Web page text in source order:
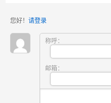
您好！ 请登录
称呼：
邮箱：